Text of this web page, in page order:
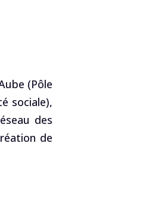
(Pôle
sociale),
des
de